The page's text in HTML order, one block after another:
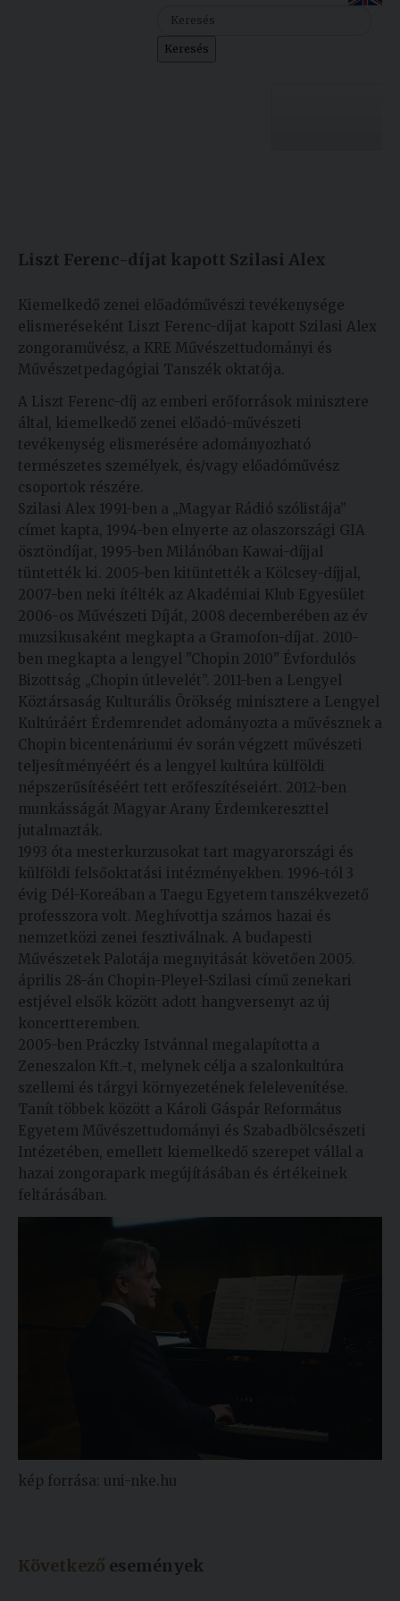
Sport
Junior
Akadémia
Keresés
Kutatás
Felvételizőknek
Hallgatóinknak
Kiadványok
Nemzetközi
kapcsolatok
Egyetemi
Lelkészség
Események
Sajtó
Sport
Junior
Akadémia
Liszt Ferenc-díjat kapott Szilasi Alex
Kiemelkedő zenei előadóművészi tevékenysége
elismeréseként Liszt Ferenc-díjat kapott Szilasi Alex
zongoraművész, a KRE Művészettudományi és
Művészetpedagógiai Tanszék oktatója.
A Liszt Ferenc-díj az emberi erőforrások minisztere
által, kiemelkedő zenei előadó-művészeti
tevékenység elismerésére adományozható
természetes személyek, és/vagy előadóművész
csoportok részére.
Szilasi Alex 1991-ben a „Magyar Rádió szólistája”
címet kapta, 1994-ben elnyerte az olaszországi GIA
ösztöndíjat, 1995-ben Milánóban Kawai-díjjal
tüntették ki. 2005-ben kitüntették a Kölcsey-díjjal,
2007-ben neki ítélték az Akadémiai Klub Egyesület
2006-os Művészeti Díját, 2008 decemberében az év
muzsikusaként megkapta a Gramofon-díjat. 2010-
ben megkapta a lengyel "Chopin 2010" Évfordulós
Bizottság „Chopin útlevelét”. 2011-ben a Lengyel
Köztársaság Kulturális Örökség minisztere a Lengyel
Kultúráért Érdemrendet adományozta a művésznek a
Chopin bicentenáriumi év során végzett művészeti
teljesítményéért és a lengyel kultúra külföldi
népszerűsítéséért tett erőfeszítéseiért. 2012-ben
munkásságát Magyar Arany Érdemkereszttel
jutalmazták.
1993 óta mesterkurzusokat tart magyarországi és
külföldi felsőoktatási intézményekben. 1996-tól 3
évig Dél-Koreában a Taegu Egyetem tanszékvezető
professzora volt. Meghívottja számos hazai és
nemzetközi zenei fesztiválnak. A budapesti
Művészetek Palotája megnyitását követően 2005.
április 28-án Chopin-Pleyel-Szilasi című zenekari
estjével elsők között adott hangversenyt az új
koncertteremben.
2005-ben Práczky Istvánnal megalapította a
Zeneszalon Kft.-t, melynek célja a szalonkultúra
szellemi és tárgyi környezetének felelevenítése.
Tanít többek között a Károli Gáspár Református
Egyetem Művészettudományi és Szabadbölcsészeti
Intézetében, emellett kiemelkedő szerepet vállal a
hazai zongorapark megújításában és értékeinek
feltárásában.
kép forrása: uni-nke.hu
Következő események